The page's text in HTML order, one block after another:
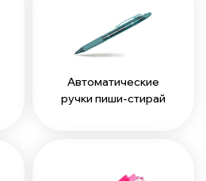
Автоматические
ручки пиши-стирай